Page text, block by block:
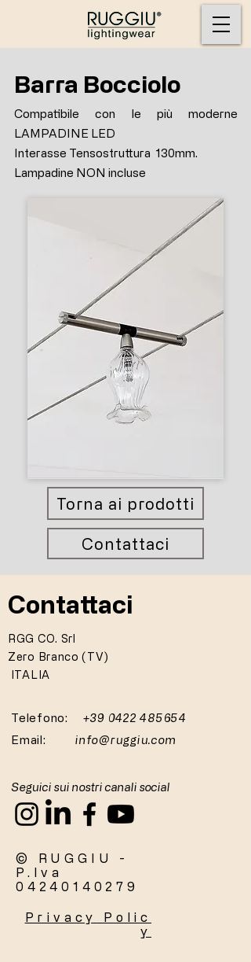
Barra Bocciolo
Compatibile con le più moderne
LAMPADINE LED
Interasse Tensostruttura 130mm.
Lampadine NON incluse
Torna ai prodotti
Contattaci
Contattaci
RGG CO. Srl
Zero Branco (TV)
ITALIA
Telefono:
+39 0422 485654
Email: info@ruggiu.com
Seguici sui nostri canali social
© RUGGIU -
P.Iva
04240140279
Privacy
Polic
y